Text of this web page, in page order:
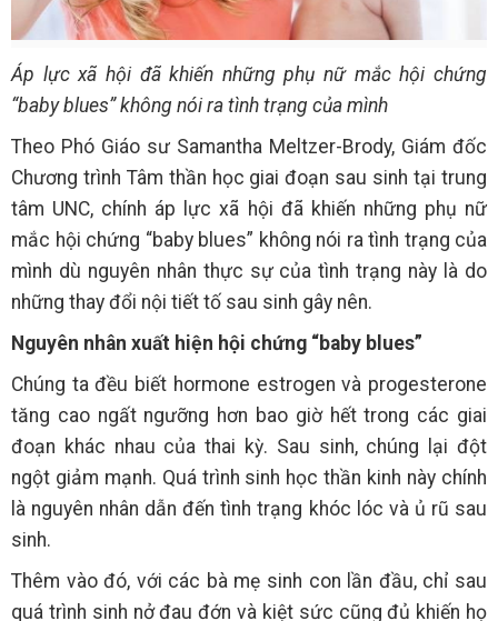
Áp lực xã hội đã khiến những phụ nữ mắc hội chứng
“baby blues” không nói ra tình trạng của mình
Theo Phó Giáo sư Samantha Meltzer-Brody, Giám đốc
Chương trình Tâm thần học giai đoạn sau sinh tại trung
tâm UNC, chính áp lực xã hội đã khiến những phụ nữ
mắc hội chứng “baby blues” không nói ra tình trạng của
mình dù nguyên nhân thực sự của tình trạng này là do
những thay đổi nội tiết tố sau sinh gây nên.
Nguyên nhân xuất hiện hội chứng “baby blues”
Chúng ta đều biết hormone estrogen và progesterone
tăng cao ngất ngưỡng hơn bao giờ hết trong các giai
đoạn khác nhau của thai kỳ. Sau sinh, chúng lại đột
ngột giảm mạnh. Quá trình sinh học thần kinh này chính
là nguyên nhân dẫn đến tình trạng khóc lóc và ủ rũ sau
sinh.
Thêm vào đó, với các bà mẹ sinh con lần đầu, chỉ sau
quá trình sinh nở đau đớn và kiệt sức cũng đủ khiến họ